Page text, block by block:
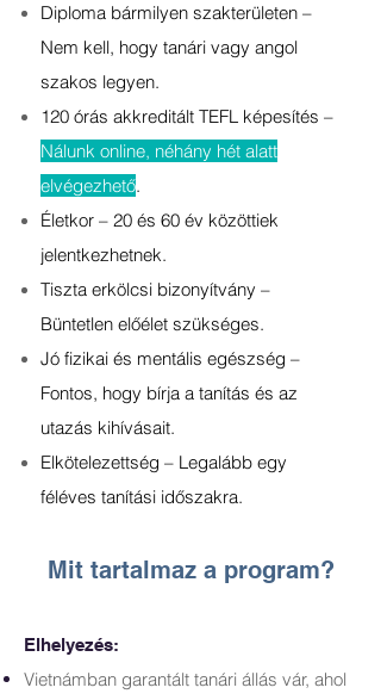
Diploma bármilyen szakterületen –
Nem kell, hogy tanári vagy angol
szakos legyen.
120 órás akkreditált TEFL képesítés –
Nálunk online, néhány hét alatt
elvégezhető.
Életkor – 20 és 60 év közöttiek
jelentkezhetnek.
Tiszta erkölcsi bizonyítvány –
Büntetlen előélet szükséges.
Jó fizikai és mentális egészség –
Fontos, hogy bírja a tanítás és az
utazás kihívásait.
Elkötelezettség – Legalább egy
féléves tanítási időszakra.
Mit tartalmaz a program?
Elhelyezés:
Vietnámban garantált tanári állás vár, ahol